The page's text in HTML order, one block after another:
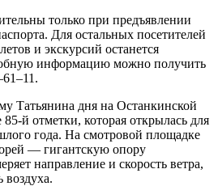
только при предъявлении
Для остальных посетителей
и экскурсий останется
информацию можно получить
Татьянина дня на Останкинской
й отметки, которая открылась для
года. На смотровой площадке
— гигантскую опору
направление и скорость ветра,
воздуха.